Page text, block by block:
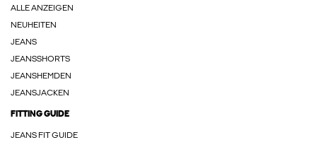
ALLE ANZEIGEN
NEUHEITEN
JEANS
JEANSSHORTS
JEANSHEMDEN
JEANSJACKEN
FITTING GUIDE
JEANS FIT GUIDE